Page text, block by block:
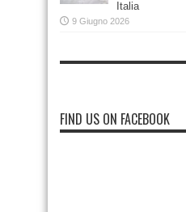
Italia
9 Giugno 2026
FIND US ON FACEBOOK